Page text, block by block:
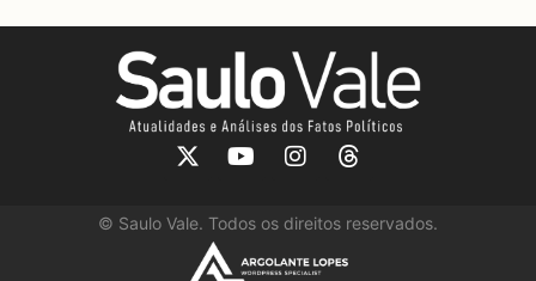
© Saulo Vale. Todos os direitos reservados.